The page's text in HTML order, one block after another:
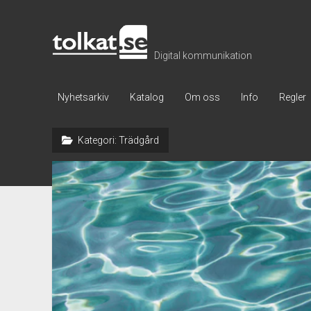
Tolkat
Digital kommunikation
Nyhetsarkiv Katalog Om oss Info Regler
Kategori: Trädgård